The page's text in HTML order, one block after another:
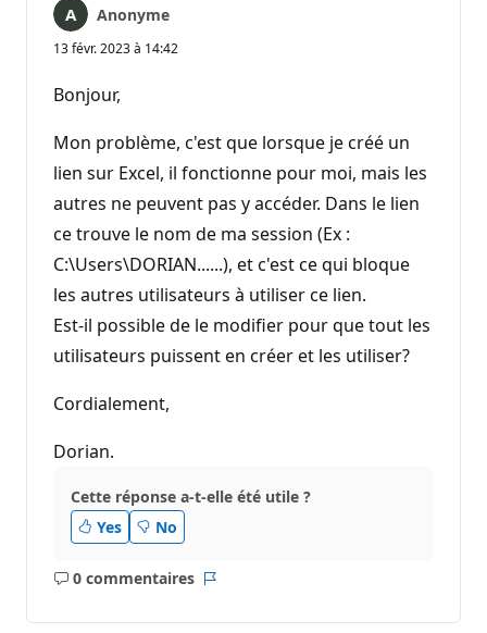
Anonyme
13 févr. 2023 à 14:42
Bonjour,
Mon problème, c'est que lorsque je créé un
lien sur Excel, il fonctionne pour moi, mais les
autres ne peuvent pas y accéder. Dans le lien
ce trouve le nom de ma session (Ex :
C:\Users\DORIAN......), et c'est ce qui bloque
les autres utilisateurs à utiliser ce lien.
Est-il possible de le modifier pour que tout les
utilisateurs puissent en créer et les utiliser?
Cordialement,
Dorian.
Cette réponse a-t-elle été utile ?
Yes
No
0 commentaires
Aucun